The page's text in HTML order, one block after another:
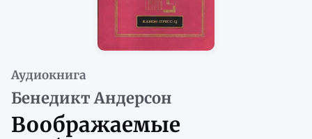
Аудиокнига
Бенедикт Андерсон
Воображаемые